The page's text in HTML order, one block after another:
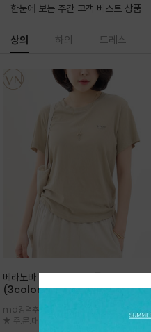
한눈에 보는 주간 고객 베스트 상품
베라노바 심플 VN13 코튼탑
(3color)*썸머 바이오 강연/ 스판 너
더더기 없이 깔끔한 무드가 매력적인
VN13 코튼 티셔츠
md강력추천 2026 신상품 ★한정 대박 세일
★ 주.문.대.폭.주 - 전컬러 인기~순차발송중
상의 하의 드레스